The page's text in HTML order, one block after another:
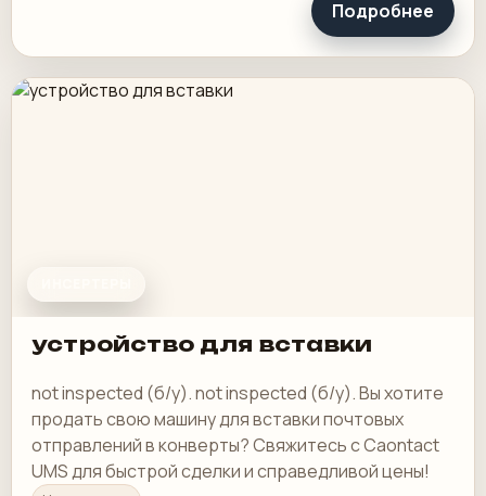
Подробнее
устройство для вставки
not inspected (б/у). not inspected (б/у). Вы хотите
продать свою машину для вставки почтовых
отправлений в конверты? Свяжитесь с Caontact
UMS для быстрой сделки и справедливой цены!